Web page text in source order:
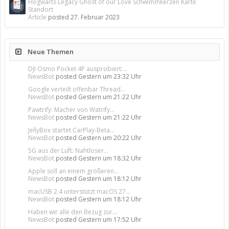
Hogwarts Legacy Ghost of our Love Schwimmkerzen Karte
Standort
Article posted 27. Februar 2023
Neue Themen
DJI Osmo Pocket 4P ausprobiert:...
NewsBot posted Gestern um 23:32 Uhr
Google verteilt offenbar Thread...
NewsBot posted Gestern um 21:22 Uhr
Pawtrify: Macher von Watrify...
NewsBot posted Gestern um 21:22 Uhr
JellyBox startet CarPlay-Beta...
NewsBot posted Gestern um 20:22 Uhr
5G aus der Luft: Nahtloser...
NewsBot posted Gestern um 18:32 Uhr
Apple soll an einem größeren...
NewsBot posted Gestern um 18:12 Uhr
macUSB 2.4 unterstützt macOS 27...
NewsBot posted Gestern um 18:12 Uhr
Haben wir alle den Bezug zur...
NewsBot posted Gestern um 17:52 Uhr